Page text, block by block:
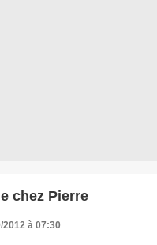
chez Pierre
2012 à 07:30